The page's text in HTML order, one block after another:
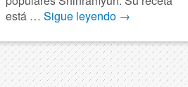
está … Sigue leyendo →